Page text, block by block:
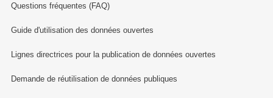
Questions fréquentes (FAQ)
Guide d'utilisation des données ouvertes
Lignes directrices pour la publication de données ouvertes
Demande de réutilisation de données publiques